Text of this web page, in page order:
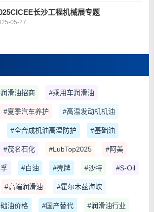
长沙工程机械展专题
05-27
滑油招商 #乘用车润滑油
#夏季汽车养护 #高温发动机机油
#全合成机油高温防护 #基础油
#茂名石化 #LubTop2025 #阿美
#白油 #壳牌 #沙特 #S-Oil
#高端润滑油 #霍尔木兹海峡
油价格 #国产替代 #润滑油行业